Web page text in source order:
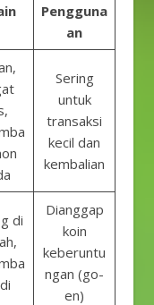
Pengguna
an
Sering
untuk
transaksi
kecil dan
kembalian
di
Dianggap
koin
keberuntu
ngan (go-
en)